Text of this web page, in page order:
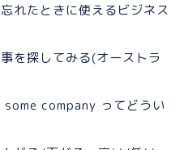
れたときに使えるビジネス
を探してみる(オーストラ
company ってどうい